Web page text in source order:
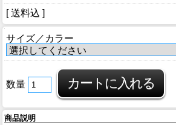
[ 送料込 ]
サイズ／カラー
数量
商品説明